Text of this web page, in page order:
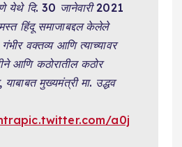
येथे दि. 30 जानेवारी 2021
हिंदू समाजाबद्दल केलेले
वक्तव्य आणि त्याच्यावर
आणि कठोरातील कठोर
मुख्यमंत्री मा. उद्धव
pic.twitter.com/a0j